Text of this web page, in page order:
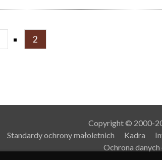
2
Copyright © 2000-
Standardy ochrony małoletnich Kadra
Ochrona